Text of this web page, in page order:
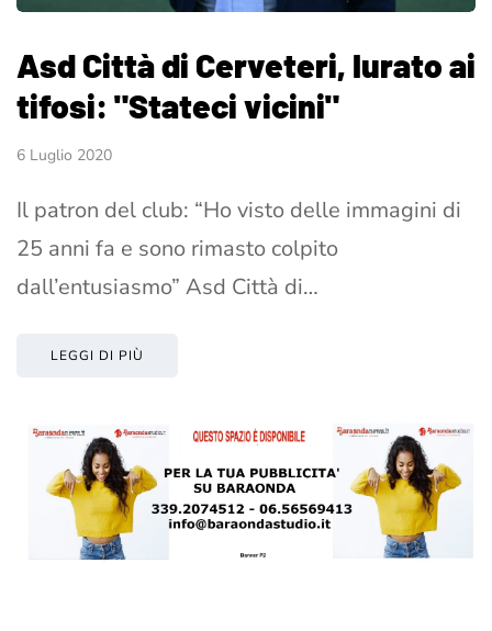
Asd Città di Cerveteri, Iurato ai
tifosi: "Stateci vicini"
6 Luglio 2020
Il patron del club: “Ho visto delle immagini di
25 anni fa e sono rimasto colpito
dall’entusiasmo” Asd Città di…
LEGGI DI PIÙ